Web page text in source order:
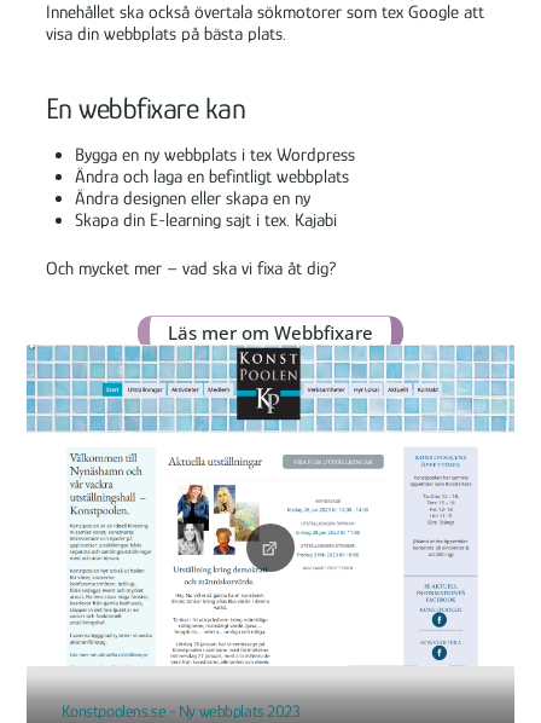
Innehållet ska också övertala sökmotorer som tex Google att
visa din webbplats på bästa plats.
En webbfixare kan
Bygga en ny webbplats i tex Wordpress
Ändra och laga en befintligt webbplats
Ändra designen eller skapa en ny
Skapa din E-learning sajt i tex. Kajabi
Och mycket mer – vad ska vi fixa åt dig?
Läs mer om Webbfixare
Konstpoolens.se - Ny webbplats 2023